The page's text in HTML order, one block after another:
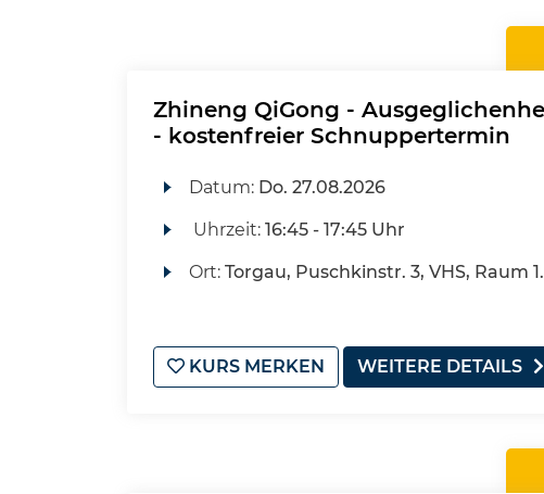
Zhineng QiGong -
- kostenfreier Schnuppertermin
Datum: Do. 27.08.2026
Uhrzeit: 16:45 - 17:45 Uhr
Ort: Torgau, Puschkinstr. 3, VHS, Raum
KURS MERKEN WEITERE DETAILS